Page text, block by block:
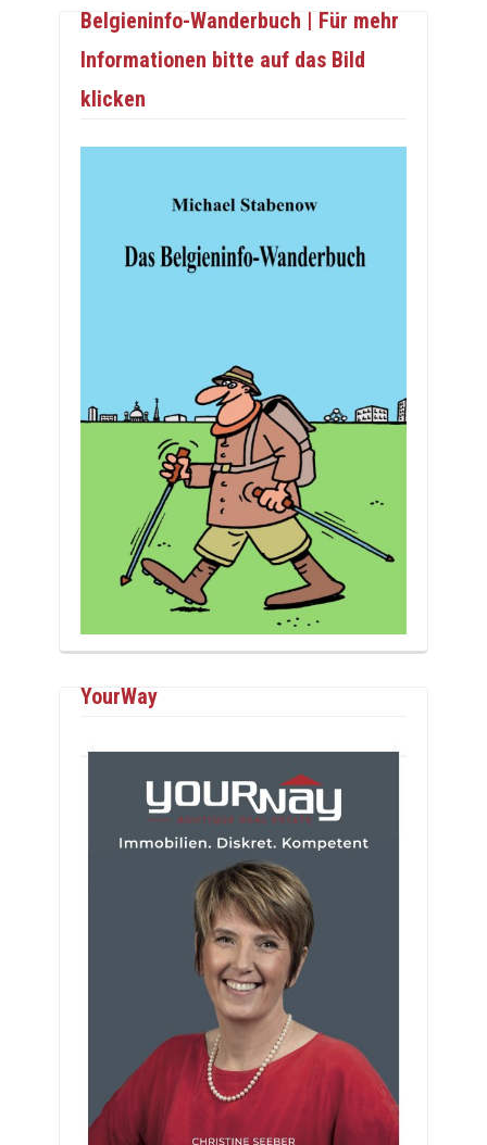
Belgieninfo-Wanderbuch | Für mehr
Informationen bitte auf das Bild
klicken
YourWay